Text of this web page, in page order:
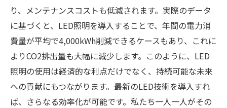
り、メンテナンスコストも低減されます。実際のデータ
に基づくと、LED照明を導入することで、年間の電力消
費量が平均で4,000kWh削減できるケースもあり、これに
よりCO2排出量も大幅に減少します。このように、LED
照明の使用は経済的な利点だけでなく、持続可能な未来
への貢献にもつながります。最新のLED技術を導入すれ
ば、さらなる効率化が可能です。私たち一人一人がその